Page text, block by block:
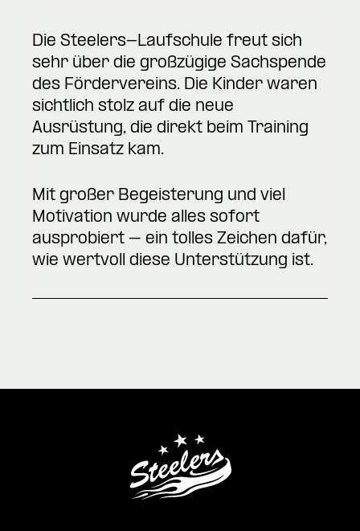
Die Steelers-Laufschule freut sich
sehr über die großzügige Sachspende
des Fördervereins. Die Kinder waren
sichtlich stolz auf die neue
Ausrüstung, die direkt beim Training
zum Einsatz kam.
Mit großer Begeisterung und viel
Motivation wurde alles sofort
ausprobiert – ein tolles Zeichen dafür,
wie wertvoll diese Unterstützung ist.